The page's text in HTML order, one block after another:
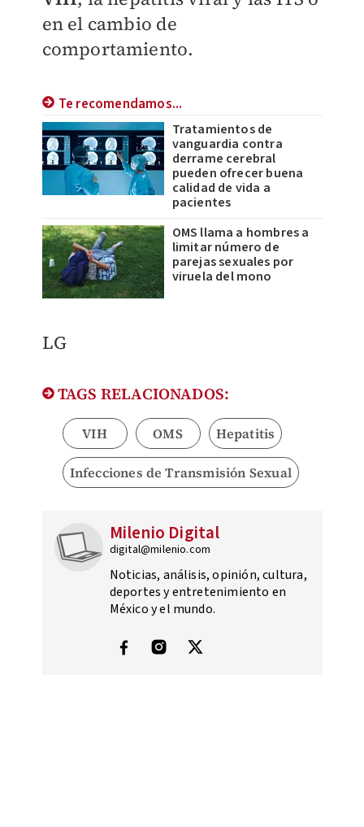
en el cambio de
comportamiento.
Te recomendamos...
Tratamientos de
vanguardia contra
derrame cerebral
pueden ofrecer buena
calidad de vida a
pacientes
OMS llama a hombres a
limitar número de
parejas sexuales por
viruela del mono
LG
TAGS RELACIONADOS:
VIH OMS Hepatitis
Infecciones de Transmisión Sexual
Milenio Digital
digital@milenio.com
Noticias, análisis, opinión, cultura,
deportes y entretenimiento en
México y el mundo.